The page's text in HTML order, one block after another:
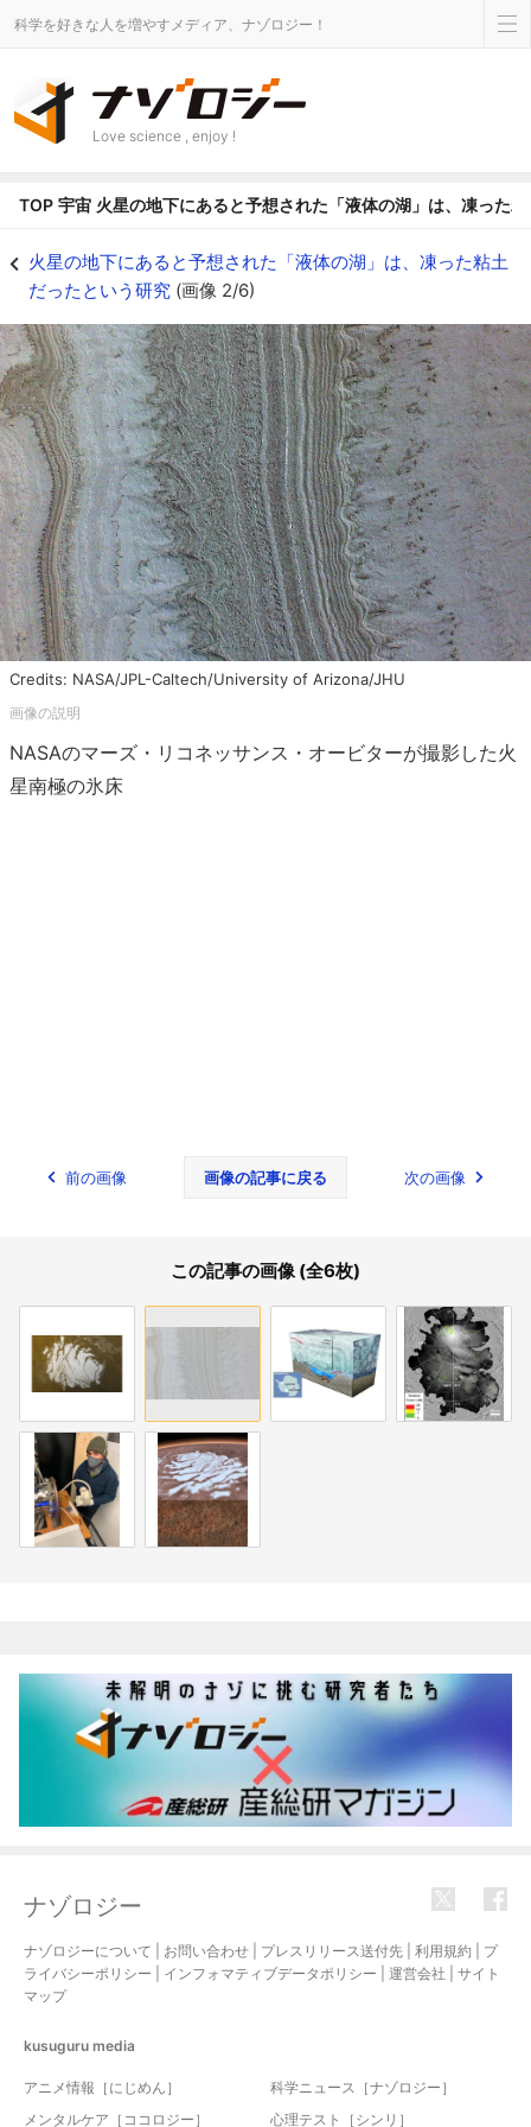
科学を好きな人を増やすメディア、ナゾロジー！
Love science , enjoy !
TOP 宇宙 火星の地下にあると予想された「液体の湖」は、凍った
火星の地下にあると予想された「液体の湖」は、凍った粘土
だったという研究 (画像 2/6)
Credits: NASA/JPL-Caltech/University of Arizona/JHU
NASAのマーズ・リコネッサンス・オービターが撮影した火
星南極の氷床
前の画像 画像の記事に戻る 次の画像
この記事の画像 (全6枚)
ナゾロジー
ナゾロジーについて お問い合わせ プレスリリース送付先 利用規約
プ
ライバシーポリシー
インフォマティブデータポリシー 運営会社
サイト
マップ
kusuguru media
アニメ情報［にじめん］
科学ニュース［ナゾロジー］
メンタルケア［ココロジー］
心理テスト［シンリ］